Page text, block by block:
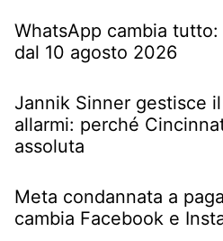
WhatsApp cambia
dal 10 agosto 2026
Jannik Sinner gestisce
allarmi: perché
assoluta
Meta condannata a
cambia Facebook e